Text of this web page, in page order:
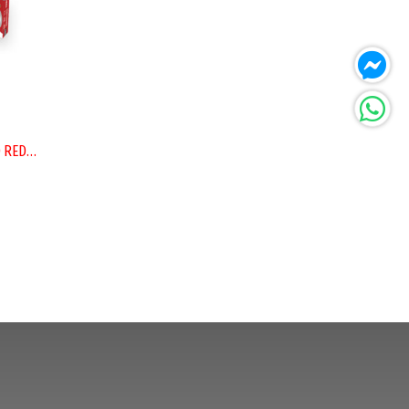
SOPORTE PARA TV UNIVERSAL FIJO REDOCEAN 23-55" 40KG